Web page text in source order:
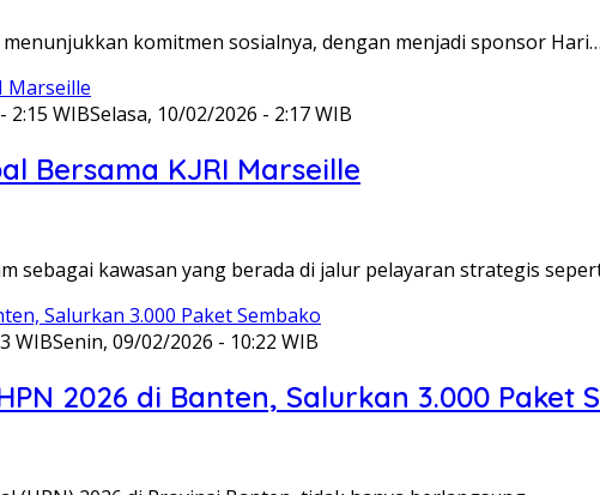
menunjukkan komitmen sosialnya, dengan menjadi sponsor Hari…
2:15 WIBSelasa, 10/02/2026 - 2:17 WIB
Bersama KJRI Marseille
sebagai kawasan yang berada di jalur pelayaran strategis
WIBSenin, 09/02/2026 - 10:22 WIB
2026 di Banten, Salurkan 3.000 Paket